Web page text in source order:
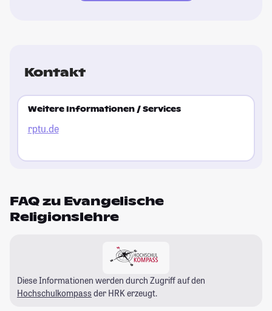
Kontakt
Weitere Informationen / Services
rptu.de
FAQ zu Evangelische
Religionslehre
Diese Informationen werden durch Zugriff auf den
Hochschulkompass der HRK erzeugt.